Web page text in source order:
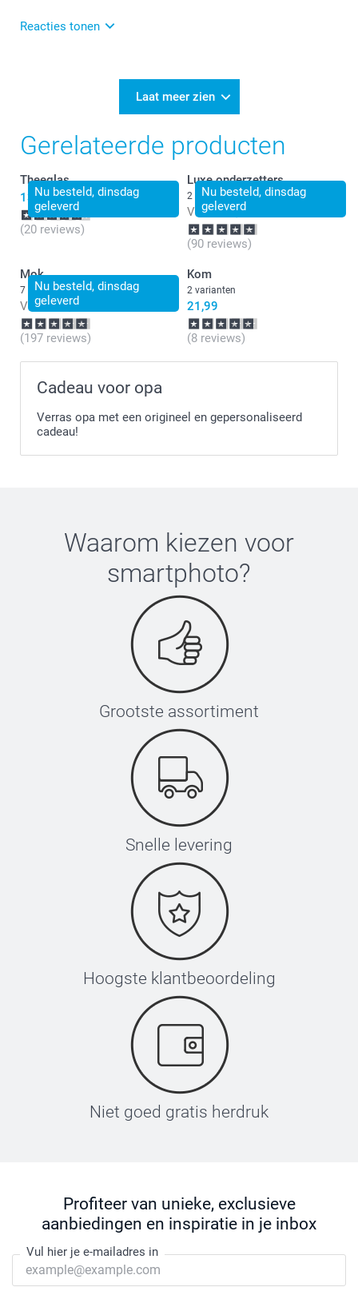
kan worden. Anders heel veel plezier er van!
Reacties tonen
Bedankt voor je review. Fijn dat het maken van het
Laat meer zien
Gerelateerde producten
Nu besteld, dinsdag
geleverd
Theeglas
13,99
(20 reviews)
Nu besteld, dinsdag
geleverd
Luxe onderzetters
2 varianten
Vanaf 24,99
(90 reviews)
Nu besteld, dinsdag
geleverd
Mok
7 varianten
Vanaf 11,99
(197 reviews)
Kom
2 varianten
21,99
(8 reviews)
Cadeau voor opa
Verras opa met een origineel en gepersonaliseerd
cadeau!
Waarom kiezen voor
smartphoto?
Grootste assortiment
Snelle levering
Hoogste klantbeoordeling
Niet goed gratis herdruk
Profiteer van unieke, exclusieve
aanbiedingen en inspiratie in je inbox
Vul hier je e-mailadres in